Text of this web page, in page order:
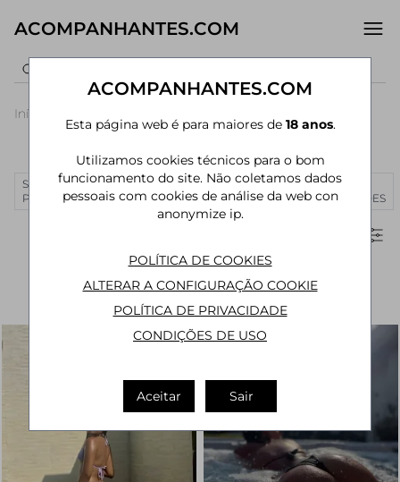
ACOMPANHANTES.COM
Início
SÃO
PAULO
RIO DE
JANEIRO
CURITIBA MANAUS
JOÃO
PESSOA
MAIS
CIDADES
ACOMPANHANTES.COM
Esta página web é para maiores de 18 anos.
Utilizamos cookies técnicos para o bom
funcionamento do site. Não coletamos dados
pessoais com cookies de análise da web con
anonymize ip.
POLÍTICA DE COOKIES
ALTERAR A CONFIGURAÇÃO COOKIE
POLÍTICA DE PRIVACIDADE
CONDIÇÕES DE USO
Aceitar Sair